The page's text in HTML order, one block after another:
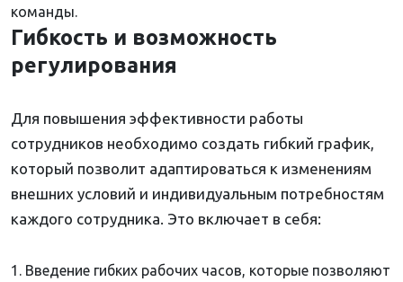
команды.
Гибкость и возможность
регулирования
Для повышения эффективности работы
сотрудников необходимо создать гибкий график,
который позволит адаптироваться к изменениям
внешних условий и индивидуальным потребностям
каждого сотрудника. Это включает в себя:
Введение гибких рабочих часов, которые позволяют